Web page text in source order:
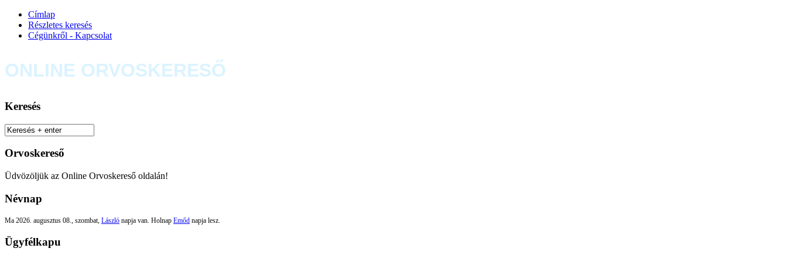
Címlap
Részletes keresés
Cégünkről - Kapcsolat
ONLINE ORVOSKERESŐ
Keresés
Orvoskereső
Üdvözöljük az Online Orvoskereső oldalán!
Névnap
Ma 2026. augusztus 08., szombat, László napja van. Holnap Emőd napja lesz.
Ügyfélkapu